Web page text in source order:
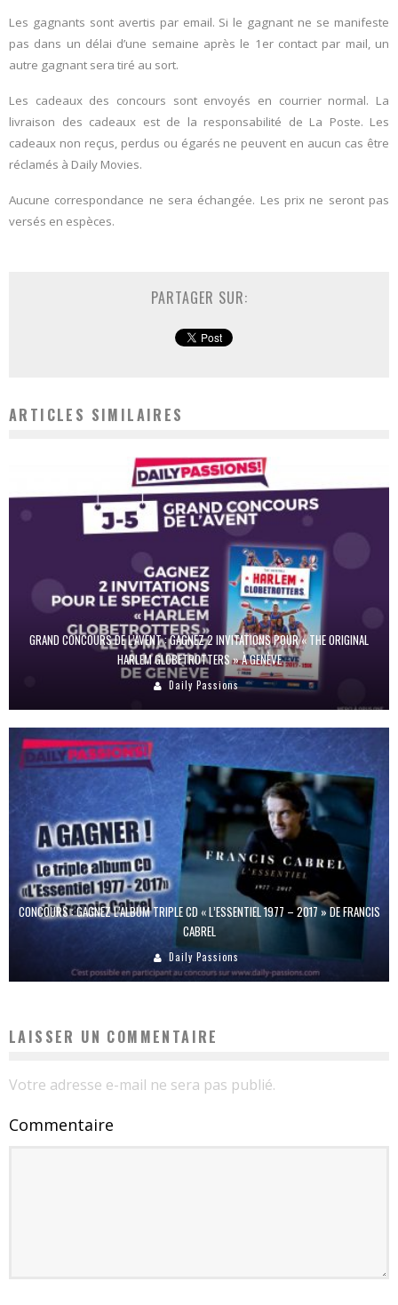
Les gagnants sont avertis par email. Si le gagnant ne se manifeste
pas dans un délai d’une semaine après le 1er contact par mail, un
autre gagnant sera tiré au sort.
Les cadeaux des concours sont envoyés en courrier normal. La
livraison des cadeaux est de la responsabilité de La Poste. Les
cadeaux non reçus, perdus ou égarés ne peuvent en aucun cas être
réclamés à Daily Movies.
Aucune correspondance ne sera échangée. Les prix ne seront pas
versés en espèces.
PARTAGER SUR:
ARTICLES SIMILAIRES
GRAND CONCOURS DE L’AVENT : GAGNEZ 2 INVITATIONS POUR « THE ORIGINAL
HARLEM GLOBETROTTERS » À GENÈVE
Daily Passions
CONCOURS : GAGNEZ L’ALBUM TRIPLE CD « L’ESSENTIEL 1977 – 2017 » DE FRANCIS
CABREL
Daily Passions
LAISSER UN COMMENTAIRE
Votre adresse e-mail ne sera pas publié.
Commentaire